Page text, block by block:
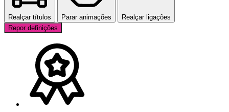
Realçar títulos Parar animações
Realçar ligações
Repor definições